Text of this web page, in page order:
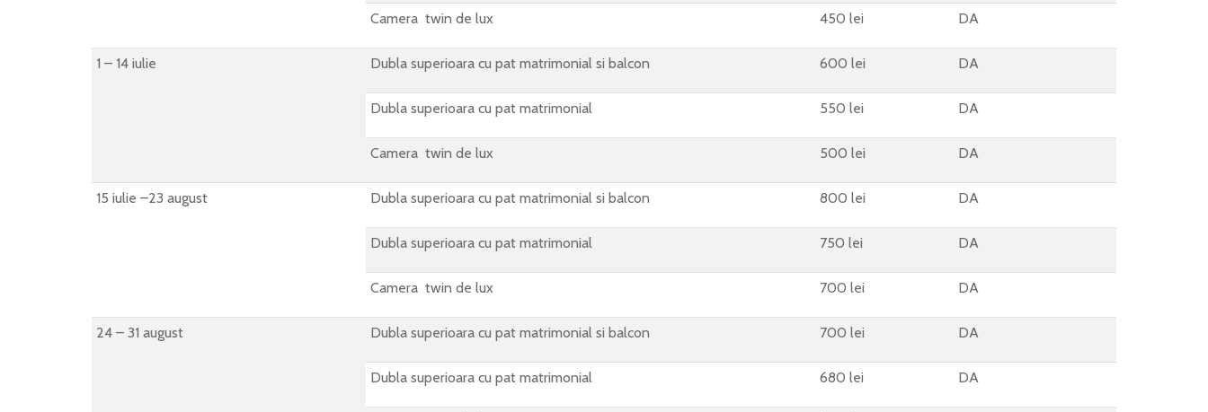
Camera twin de lux 450 lei DA
1 – 14 iulie Dubla superioara cu pat matrimonial si balcon 600 lei DA
Dubla superioara cu pat matrimonial 550 lei DA
Camera twin de lux 500 lei DA
15 iulie –23 august Dubla superioara cu pat matrimonial si balcon 800 lei DA
Dubla superioara cu pat matrimonial 750 lei DA
Camera twin de lux 700 lei DA
24 – 31 august Dubla superioara cu pat matrimonial si balcon 700 lei DA
Dubla superioara cu pat matrimonial 680 lei DA